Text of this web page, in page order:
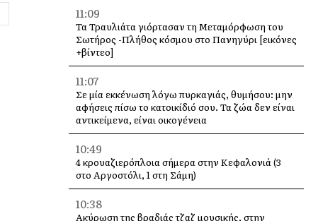
11:09
Τα Τραυλιάτα γιόρτασαν τη Μεταμόρφωση του
Σωτήρος -Πλήθος κόσμου στο Πανηγύρι [εικόνες
+βίντεο]
11:07
Σε μία εκκένωση λόγω πυρκαγιάς, θυμήσου: μην
αφήσεις πίσω το κατοικίδιό σου. Τα ζώα δεν είναι
αντικείμενα, είναι οικογένεια
10:49
4 κρουαζιερόπλοια σήμερα στην Κεφαλονιά (3
στο Αργοστόλι, 1 στη Σάμη)
10:38
Ακύρωση της βραδιάς τζαζ μουσικής, στην